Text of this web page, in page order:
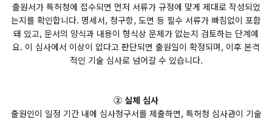
출원서가 특허청에 접수되면 먼저 서류가 규정에 맞게 제대로 작성되었
는지를 확인합니다. 명세서, 청구항, 도면 등 필수 서류가 빠짐없이 포함
돼 있고, 문서의 양식과 내용이 형식상 문제가 없는지 검토하는 단계예
요. 이 심사에서 이상이 없다고 판단되면 출원일이 확정되며, 이후 본격
적인 기술 심사로 넘어갈 수 있습니다.
② 실체 심사
출원인이 일정 기간 내에 심사청구서를 제출하면, 특허청 심사관이 기술